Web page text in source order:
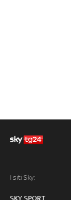
I siti Sky:
SKY SPORT